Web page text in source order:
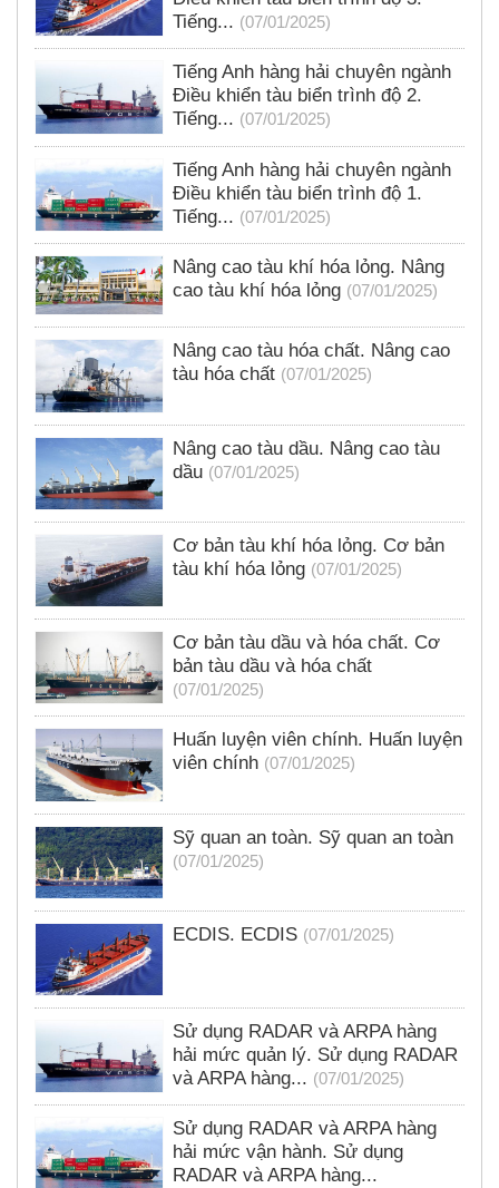
Tiếng... (07/01/2025)
Tiếng Anh hàng hải chuyên ngành
Điều khiển tàu biển trình độ 2.
Tiếng... (07/01/2025)
Tiếng Anh hàng hải chuyên ngành
Điều khiển tàu biển trình độ 1.
Tiếng... (07/01/2025)
Nâng cao tàu khí hóa lỏng. Nâng
cao tàu khí hóa lỏng (07/01/2025)
Nâng cao tàu hóa chất. Nâng cao
tàu hóa chất (07/01/2025)
Nâng cao tàu dầu. Nâng cao tàu
dầu (07/01/2025)
Cơ bản tàu khí hóa lỏng. Cơ bản
tàu khí hóa lỏng (07/01/2025)
Cơ bản tàu dầu và hóa chất. Cơ
bản tàu dầu và hóa chất
(07/01/2025)
Huấn luyện viên chính. Huấn luyện
viên chính (07/01/2025)
Sỹ quan an toàn. Sỹ quan an toàn
(07/01/2025)
ECDIS. ECDIS (07/01/2025)
Sử dụng RADAR và ARPA hàng
hải mức quản lý. Sử dụng RADAR
và ARPA hàng... (07/01/2025)
Sử dụng RADAR và ARPA hàng
hải mức vận hành. Sử dụng
RADAR và ARPA hàng...